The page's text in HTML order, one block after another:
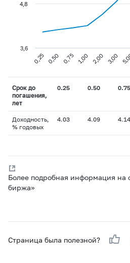
0,25 0,50 0,75 1,00 2,00 3,00
3,6
4,8
Срок до
погашения,
лет
0.25 0.50 0.75
Доходность,
% годовых
4.03 4.09 4.14
Более подробная информация на
биржа»
Страница была полезной?